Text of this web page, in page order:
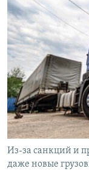
ПРОПАВШИЕ БЕЗ
ПОБЕДИТЕЛЕЙ НЕ
ELIFBE
УКРАИНСКАЯ
Qırımtatar
ПРИСОЕДИНЯЙТЕСЬ!
Все сайты
Из-за санкций и
даже новые